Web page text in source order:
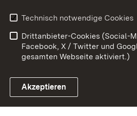
Link zum Landesportal
Barrierefreiheit
Impressum
Technisch notwendige Cookies
Drittanbieter-Cookies (Social-
Facebook, X / Twitter und
gesamten Webseite aktiviert.)
Akzeptieren